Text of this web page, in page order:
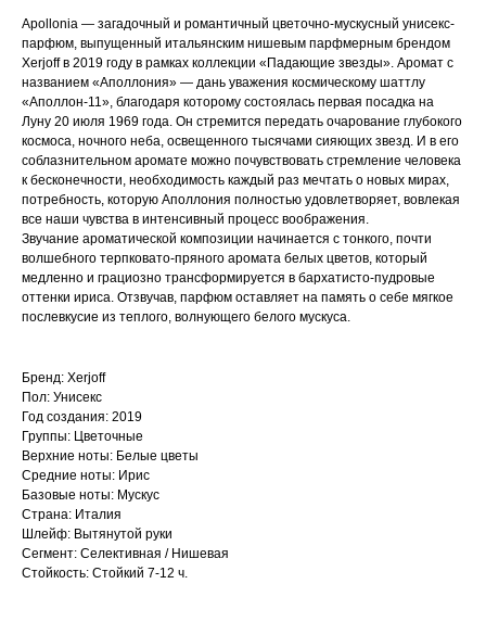
Apollonia — загадочный и романтичный цветочно-мускусный унисекс-
парфюм, выпущенный итальянским нишевым парфмерным брендом
Xerjoff в 2019 году в рамках коллекции «Падающие звезды». Аромат с
названием «Аполлония» — дань уважения космическому шаттлу
«Аполлон-11», благодаря которому состоялась первая посадка на
Луну 20 июля 1969 года. Он стремится передать очарование глубокого
космоса, ночного неба, освещенного тысячами сияющих звезд. И в его
соблазнительном аромате можно почувствовать стремление человека
к бесконечности, необходимость каждый раз мечтать о новых мирах,
потребность, которую Аполлония полностью удовлетворяет, вовлекая
все наши чувства в интенсивный процесс воображения.
Звучание ароматической композиции начинается с тонкого, почти
волшебного терпковато-пряного аромата белых цветов, который
медленно и грациозно трансформируется в бархатисто-пудровые
оттенки ириса. Отзвучав, парфюм оставляет на память о себе мягкое
послевкусие из теплого, волнующего белого мускуса.
Бренд: Xerjoff
Пол: Унисекс
Год создания: 2019
Группы: Цветочные
Верхние ноты: Белые цветы
Средние ноты: Ирис
Базовые ноты: Мускус
Страна: Италия
Шлейф: Вытянутой руки
Сегмент: Селективная / Нишевая
Стойкость: Стойкий 7-12 ч.